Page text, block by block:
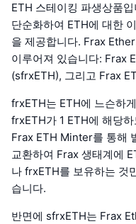
ETH 스테이킹 파생상품
단순화하여 ETH에 대한
을 제공합니다. Frax
이루어져 있습니다: Frax
(sfrxETH), 그리고 Frax
frxETH는 ETH에 느슨하
frxETH가 1 ETH에 해당
Frax ETH Minter를 통해
교환하여 Frax 생태계에
나 frxETH를 보유하는 것
습니다.
반면에 sfrxETH는 Frax